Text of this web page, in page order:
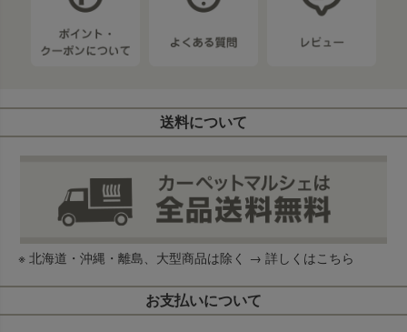
送料について
※ 北海道・沖縄・離島、大型商品は除く → 詳しくはこちら
お支払いについて